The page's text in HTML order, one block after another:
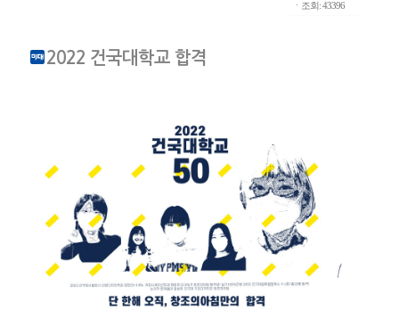
ㆍ조회: 43396
2022 건국대학교 합격